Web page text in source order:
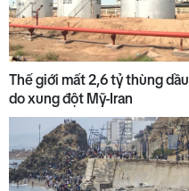
Thế giới mất 2,6 tỷ thùng dầu
do xung đột Mỹ-Iran